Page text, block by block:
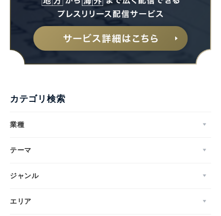
カテゴリ検索
業種
テーマ
ジャンル
エリア